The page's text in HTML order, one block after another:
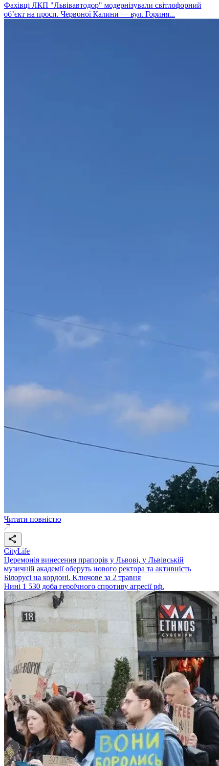
Фахівці ЛКП "Львівавтодор" модернізували світлофорний
об’єкт на просп. Червоної Калини — вул. Гориня...
Читати повністю
CityLife
Церемонія винесення прапорів у Львові, у Львівській
музичній академії оберуть нового ректора та активність
Білорусі на кордоні. Ключове за 2 травня
Нині 1 530 доба героїчного спротиву агресії рф.